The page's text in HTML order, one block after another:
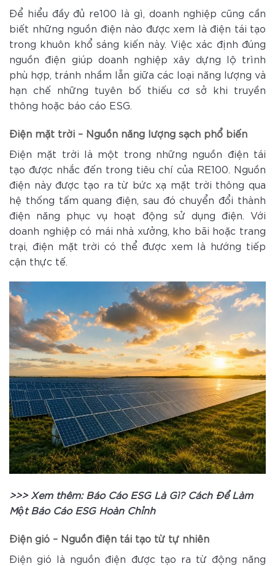
Để hiểu đầy đủ re100 là gì, doanh nghiệp cũng cần
biết những nguồn điện nào được xem là điện tái tạo
trong khuôn khổ sáng kiến này. Việc xác định đúng
nguồn điện giúp doanh nghiệp xây dựng lộ trình
phù hợp, tránh nhầm lẫn giữa các loại năng lượng và
hạn chế những tuyên bố thiếu cơ sở khi truyền
thông hoặc báo cáo ESG.
Điện mặt trời – Nguồn năng lượng sạch phổ biến
Điện mặt trời là một trong những nguồn điện tái
tạo được nhắc đến trong tiêu chí của RE100. Nguồn
điện này được tạo ra từ bức xạ mặt trời thông qua
hệ thống tấm quang điện, sau đó chuyển đổi thành
điện năng phục vụ hoạt động sử dụng điện. Với
doanh nghiệp có mái nhà xưởng, kho bãi hoặc trang
trại, điện mặt trời có thể được xem là hướng tiếp
cận thực tế.
>>> Xem thêm: Báo Cáo ESG Là Gì? Cách Để Làm
Một Báo Cáo ESG Hoàn Chỉnh
Điện gió – Nguồn điện tái tạo từ tự nhiên
Điện gió là nguồn điện được tạo ra từ động năng